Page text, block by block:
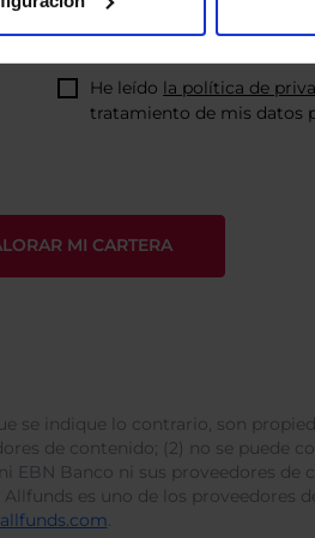
He leído la política de
tratamiento de mis datos
se indique lo contrario, son
de contenido; (2) no se puede
Banco ni sus proveedores de
es uno de los proveedores
.